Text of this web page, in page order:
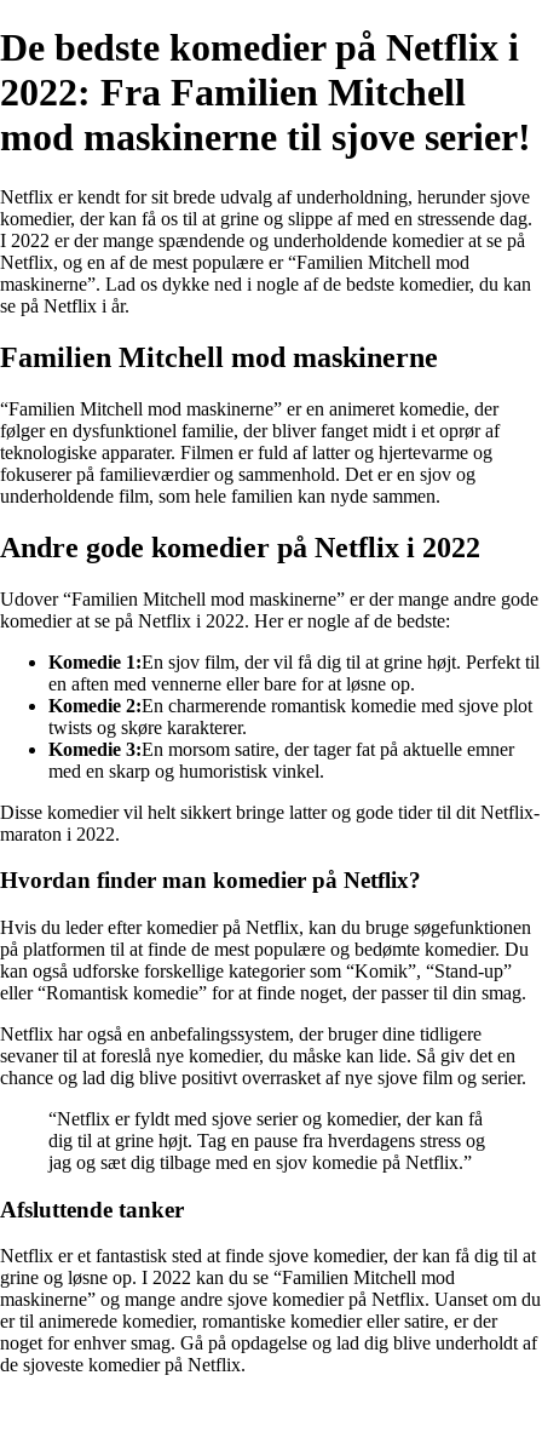
De bedste komedier på Netflix i
2022: Fra Familien Mitchell
mod maskinerne til sjove serier!
Netflix er kendt for sit brede udvalg af underholdning, herunder sjove
komedier, der kan få os til at grine og slippe af med en stressende dag.
I 2022 er der mange spændende og underholdende komedier at se på
Netflix, og en af de mest populære er “Familien Mitchell mod
maskinerne”. Lad os dykke ned i nogle af de bedste komedier, du kan
se på Netflix i år.
Familien Mitchell mod maskinerne
“Familien Mitchell mod maskinerne” er en animeret komedie, der
følger en dysfunktionel familie, der bliver fanget midt i et oprør af
teknologiske apparater. Filmen er fuld af latter og hjertevarme og
fokuserer på familieværdier og sammenhold. Det er en sjov og
underholdende film, som hele familien kan nyde sammen.
Andre gode komedier på Netflix i 2022
Udover “Familien Mitchell mod maskinerne” er der mange andre gode
komedier at se på Netflix i 2022. Her er nogle af de bedste:
Komedie 1:En sjov film, der vil få dig til at grine højt. Perfekt til
en aften med vennerne eller bare for at løsne op.
Komedie 2:En charmerende romantisk komedie med sjove plot
twists og skøre karakterer.
Komedie 3:En morsom satire, der tager fat på aktuelle emner
med en skarp og humoristisk vinkel.
Disse komedier vil helt sikkert bringe latter og gode tider til dit Netflix-
maraton i 2022.
Hvordan finder man komedier på Netflix?
Hvis du leder efter komedier på Netflix, kan du bruge søgefunktionen
på platformen til at finde de mest populære og bedømte komedier. Du
kan også udforske forskellige kategorier som “Komik”, “Stand-up”
eller “Romantisk komedie” for at finde noget, der passer til din smag.
Netflix har også en anbefalingssystem, der bruger dine tidligere
sevaner til at foreslå nye komedier, du måske kan lide. Så giv det en
chance og lad dig blive positivt overrasket af nye sjove film og serier.
“Netflix er fyldt med sjove serier og komedier, der kan få
dig til at grine højt. Tag en pause fra hverdagens stress og
jag og sæt dig tilbage med en sjov komedie på Netflix.”
Afsluttende tanker
Netflix er et fantastisk sted at finde sjove komedier, der kan få dig til at
grine og løsne op. I 2022 kan du se “Familien Mitchell mod
maskinerne” og mange andre sjove komedier på Netflix. Uanset om du
er til animerede komedier, romantiske komedier eller satire, er der
noget for enhver smag. Gå på opdagelse og lad dig blive underholdt af
de sjoveste komedier på Netflix.